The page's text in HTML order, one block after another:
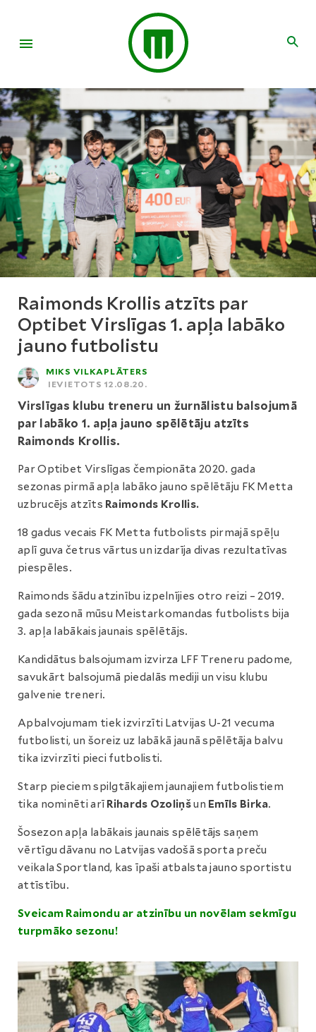
Raimonds Krollis atzīts par
Optibet Virslīgas 1. apļa labāko
jauno futbolistu
MIKS VILKAPLĀTERS
IEVIETOTS 12.08.20.
Virslīgas klubu treneru un žurnālistu balsojumā
par labāko 1. apļa jauno spēlētāju atzīts
Raimonds Krollis.
Par Optibet Virslīgas čempionāta 2020. gada
sezonas pirmā apļa labāko jauno spēlētāju FK Metta
uzbrucējs atzīts Raimonds Krollis.
18 gadus vecais FK Metta futbolists pirmajā spēļu
aplī guva četrus vārtus un izdarīja divas rezultatīvas
piespēles.
Raimonds šādu atzinību izpelnījies otro reizi – 2019.
gada sezonā mūsu Meistarkomandas futbolists bija
3. apļa labākais jaunais spēlētājs.
Kandidātus balsojumam izvirza LFF Treneru padome,
savukārt balsojumā piedalās mediji un visu klubu
galvenie treneri.
Apbalvojumam tiek izvirzīti Latvijas U-21 vecuma
futbolisti, un šoreiz uz labākā jaunā spēlētāja balvu
tika izvirzīti pieci futbolisti.
Starp pieciem spilgtākajiem jaunajiem futbolistiem
tika nominēti arī Rihards Ozoliņšun Emīls Birka.
Šosezon apļa labākais jaunais spēlētājs saņem
vērtīgu dāvanu no Latvijas vadošā sporta preču
veikala Sportland, kas īpaši atbalsta jauno sportistu
attīstību.
Sveicam Raimondu ar atzinību un novēlam sekmīgu
turpmāko sezonu!